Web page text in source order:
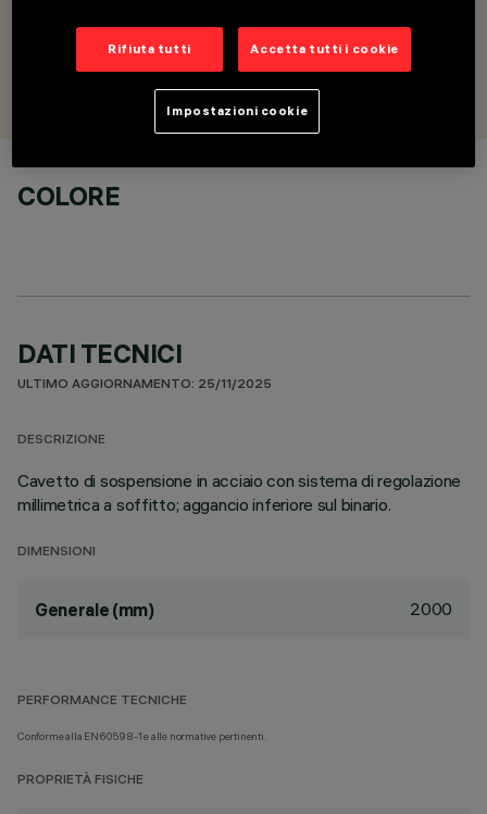
PROGETTATO DA
COLORE
DATI TECNICI
ULTIMO AGGIORNAMENTO: 25/11/2025
DESCRIZIONE
Cavetto di sospensione in acciaio con sistema di regolazione
millimetrica a soffitto; aggancio inferiore sul binario.
DIMENSIONI
Generale (mm) 2000
PERFORMANCE TECNICHE
Conforme alla EN60598-1 e alle normative pertinenti.
PROPRIETÀ FISICHE
Rifiuta tutti Accetta tutti i cookie
Impostazioni cookie